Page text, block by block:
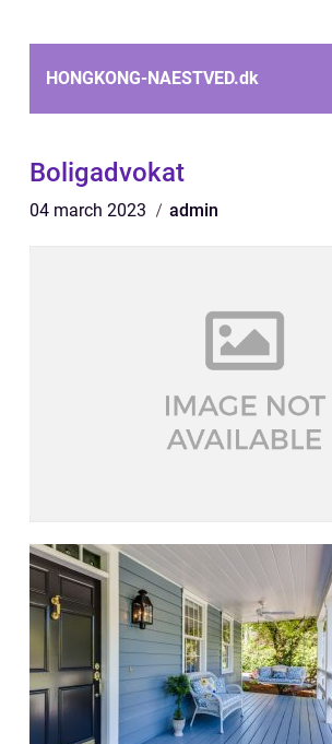
HONGKONG-NAESTVED.dk
Boligadvokat
04 march 2023 admin